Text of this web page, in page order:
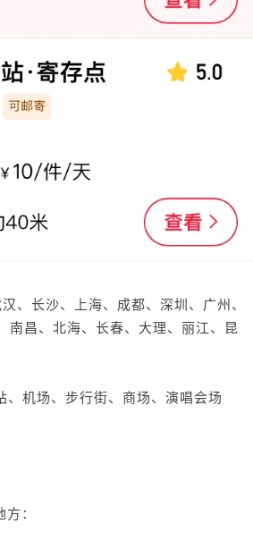
、长沙、上海、成都、深圳、广州、
南昌、北海、长春、大理、丽江、昆
机场、步行街、商场、演唱会场
：